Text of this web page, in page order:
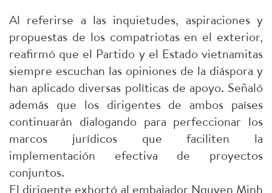
Al referirse a las inquietudes, aspiraciones y
propuestas de los compatriotas en el exterior,
reafirmó que el Partido y el Estado vietnamitas
siempre escuchan las opiniones de la diáspora y
han aplicado diversas políticas de apoyo. Señaló
además que los dirigentes de ambos países
continuarán dialogando para perfeccionar los
marcos jurídicos que faciliten la
implementación efectiva de proyectos
conjuntos.
El dirigente exhortó al embajador Nguyen Minh